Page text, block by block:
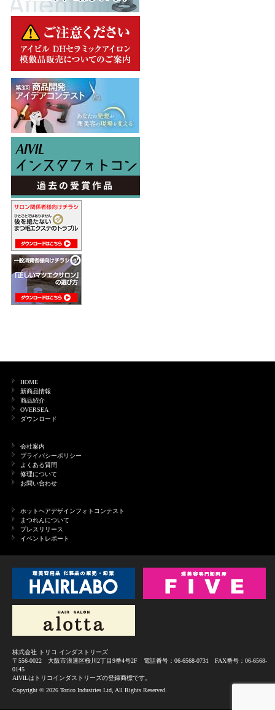
HOME
新商品情報
商品紹介
OVERSEA
ダウンロード
会社案内
プライバシーポリシー
よくある質問
修理について
お問い合わせ
ホットヘアデザインフォトコンテスト
まつれんについて
プレスリリース
イベントレポート
株式会社 トリコ インダストリーズ
〒556-0022 大阪市浪速区桜川2丁目9番4号2F 電話番号：06-6568-0731 FAX番号：06-6568-
0145
AIVILはトリコインダストリーズの登録商標です。
Copyright © 2026 Torico Industries Ltd, All Rights Reserved.